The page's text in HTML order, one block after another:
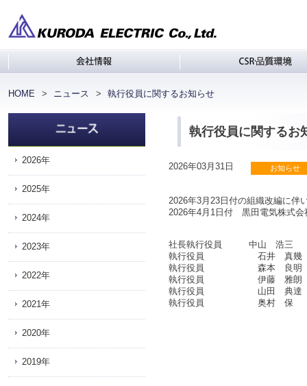
HOME ニュース 執行役員に関するお知らせ
執行役員に関するお
2026年03月31日
2026年3月23日付の組織改編に伴
2026年4月1日付 黒田電気株式会
社長執行役員 中山 浩三
執行役員 石井 真幾
執行役員 森本 良明 車
執行役員 伊藤 雅朗 車
執行役員 山田 典達 地
執行役員 奥村
2026年
2025年
2024年
2023年
2022年
2021年
2020年
2019年